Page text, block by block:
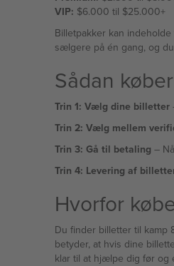
VIP: $6.000 til $25.000+
Billetpakker kan
sælgere på én gang, og
Sådan
Trin 1: Vælg dine billetter
Trin 2: Vælg mellem
Trin 3: Gå til betaling –
Trin 4: Levering af
Hvorfor
Du finder billetter til
betyder, at hvis dine
klar til at hjælpe dig før og